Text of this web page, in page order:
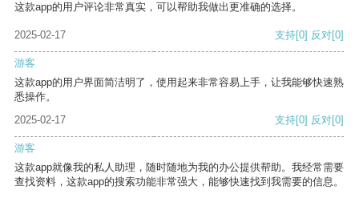
这款app的用户评论非常真实，可以帮助我做出更准确的选择。
2025-02-17 支持[0] 反对[0]
游客
这款app的用户界面简洁明了，使用起来非常容易上手，让我能够快速熟
悉操作。
2025-02-17
支持[0] 反对[0]
游客
这款app就像我的私人助理，随时随地为我的办公提供帮助。我经常需要
查找资料，这款app的搜索功能非常强大，能够快速找到我需要的信息。